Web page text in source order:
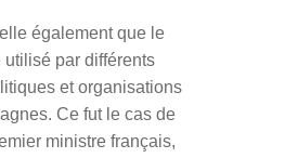
également que le
par différents
et organisations
Ce fut le cas de
ministre français,